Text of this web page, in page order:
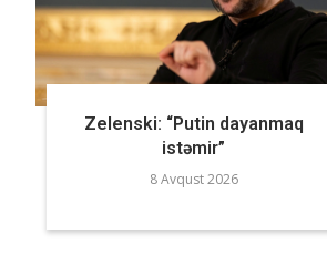
Zelenski: “Putin dayanmaq
istəmir”
8 Avqust 2026